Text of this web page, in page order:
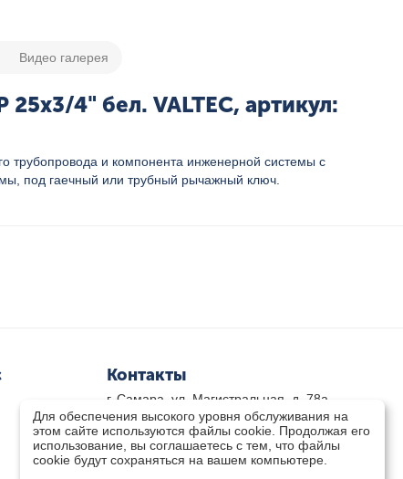
Видео галерея
4" бел. VALTEC, артикул:
трубопровода и компонента инженерной системы с
под гаечный или трубный рычажный ключ.
Контакты
г. Самара, ул. Магистральная, д. 78а
8 800-333-33-79(звонок бесплатный)
8(846)-211-03-15
Пн-Пт 8.30 - 17.30 Сб 9.00 - 16.00
zakaz@teplocity.com
Для обеспечения высокого уровня обслуживания на
этом сайте используются файлы cookie. Продолжая его
использование, вы соглашаетесь с тем, что файлы
cookie будут сохраняться на вашем компьютере.